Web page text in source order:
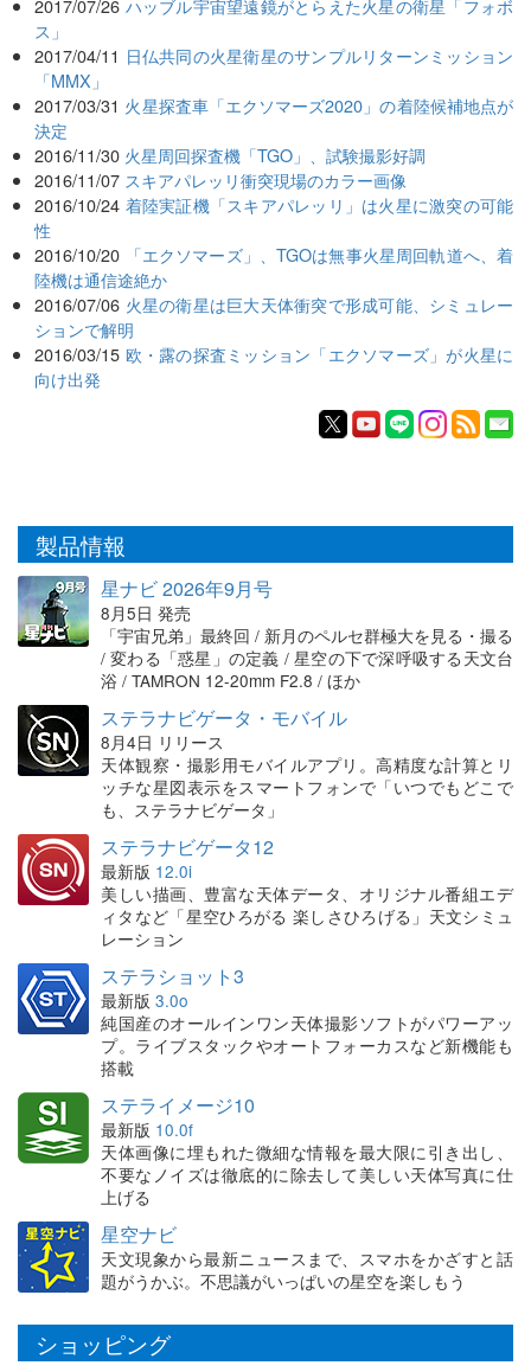
2017/07/26 ハッブル宇宙望遠鏡がとらえた火星の衛星「フォボ
ス」
2017/04/11 日仏共同の火星衛星のサンプルリターンミッション
「MMX」
2017/03/31 火星探査車「エクソマーズ2020」の着陸候補地点が
決定
2016/11/30 火星周回探査機「TGO」、試験撮影好調
2016/11/07 スキアパレッリ衝突現場のカラー画像
2016/10/24 着陸実証機「スキアパレッリ」は火星に激突の可能
性
2016/10/20
「エクソマーズ」、TGOは無事火星周回軌道へ、着
陸機は通信途絶か
2016/07/06 火星の衛星は巨大天体衝突で形成可能、シミュレー
ションで解明
2016/03/15 欧・露の探査ミッション「エクソマーズ」が火星に
向け出発
製品情報
星ナビ 2026年9月号
8月5日 発売
「宇宙兄弟」最終回 / 新月のペルセ群極大を見る・撮る
/ 変わる「惑星」の定義 / 星空の下で深呼吸する天文台
浴 / TAMRON 12-20mm F2.8 / ほか
ステラナビゲータ・モバイル
8月4日 リリース
天体観察・撮影用モバイルアプリ。高精度な計算とリ
ッチな星図表示をスマートフォンで「いつでもどこで
も、ステラナビゲータ」
ステラナビゲータ12
最新版 12.0i
美しい描画、豊富な天体データ、オリジナル番組エデ
ィタなど「星空ひろがる 楽しさひろげる」天文シミュ
レーション
ステラショット3
最新版 3.0o
純国産のオールインワン天体撮影ソフトがパワーアッ
プ。ライブスタックやオートフォーカスなど新機能も
搭載
ステライメージ10
最新版 10.0f
天体画像に埋もれた微細な情報を最大限に引き出し、
不要なノイズは徹底的に除去して美しい天体写真に仕
上げる
星空ナビ
天文現象から最新ニュースまで、スマホをかざすと話
題がうかぶ。不思議がいっぱいの星空を楽しもう
ショッピング